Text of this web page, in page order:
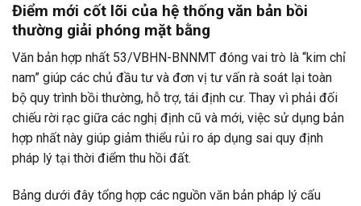
Điểm mới cốt lõi của hệ thống văn bản bồi
thường giải phóng mặt bằng
Văn bản hợp nhất 53/VBHN-BNNMT đóng vai trò là “kim chỉ
nam” giúp các chủ đầu tư và đơn vị tư vấn rà soát lại toàn
bộ quy trình bồi thường, hỗ trợ, tái định cư. Thay vì phải đối
chiếu rời rạc giữa các nghị định cũ và mới, việc sử dụng bản
hợp nhất này giúp giảm thiểu rủi ro áp dụng sai quy định
pháp lý tại thời điểm thu hồi đất.
Bảng dưới đây tổng hợp các nguồn văn bản pháp lý cấu